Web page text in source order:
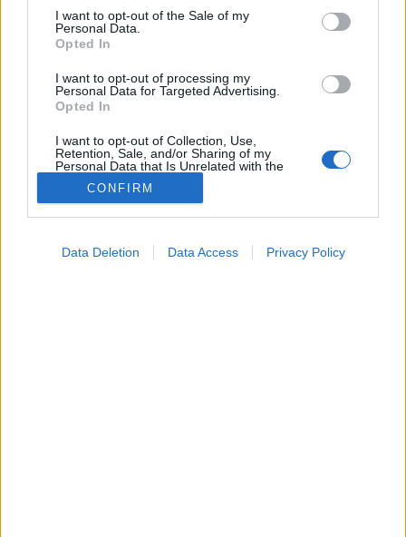
consent section.
I want to opt-out of the Sale of my
Personal Data.
Opted In
I want to opt-out of processing my
Personal Data for Targeted Advertising.
Opted In
I want to opt-out of Collection, Use,
Retention, Sale, and/or Sharing of my
Personal Data that Is Unrelated with the
Purposes for which it was collected.
Opted Out
CONFIRM
Data Deletion Data Access Privacy Policy